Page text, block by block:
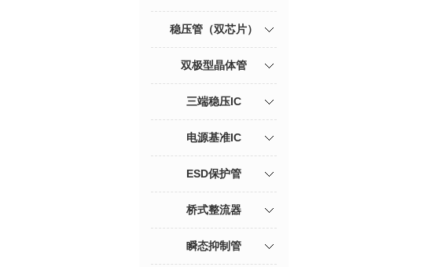
稳压管（双芯片）
双极型晶体管
三端稳压IC
电源基准IC
ESD保护管
桥式整流器
瞬态抑制管